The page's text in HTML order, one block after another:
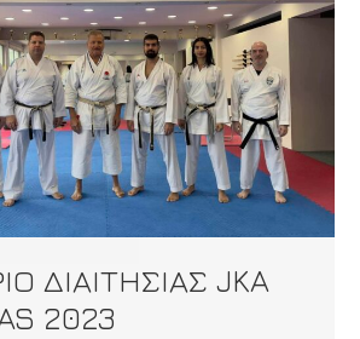
ΔΙΑΙΤΗΣΙΑΣ JKA
2023